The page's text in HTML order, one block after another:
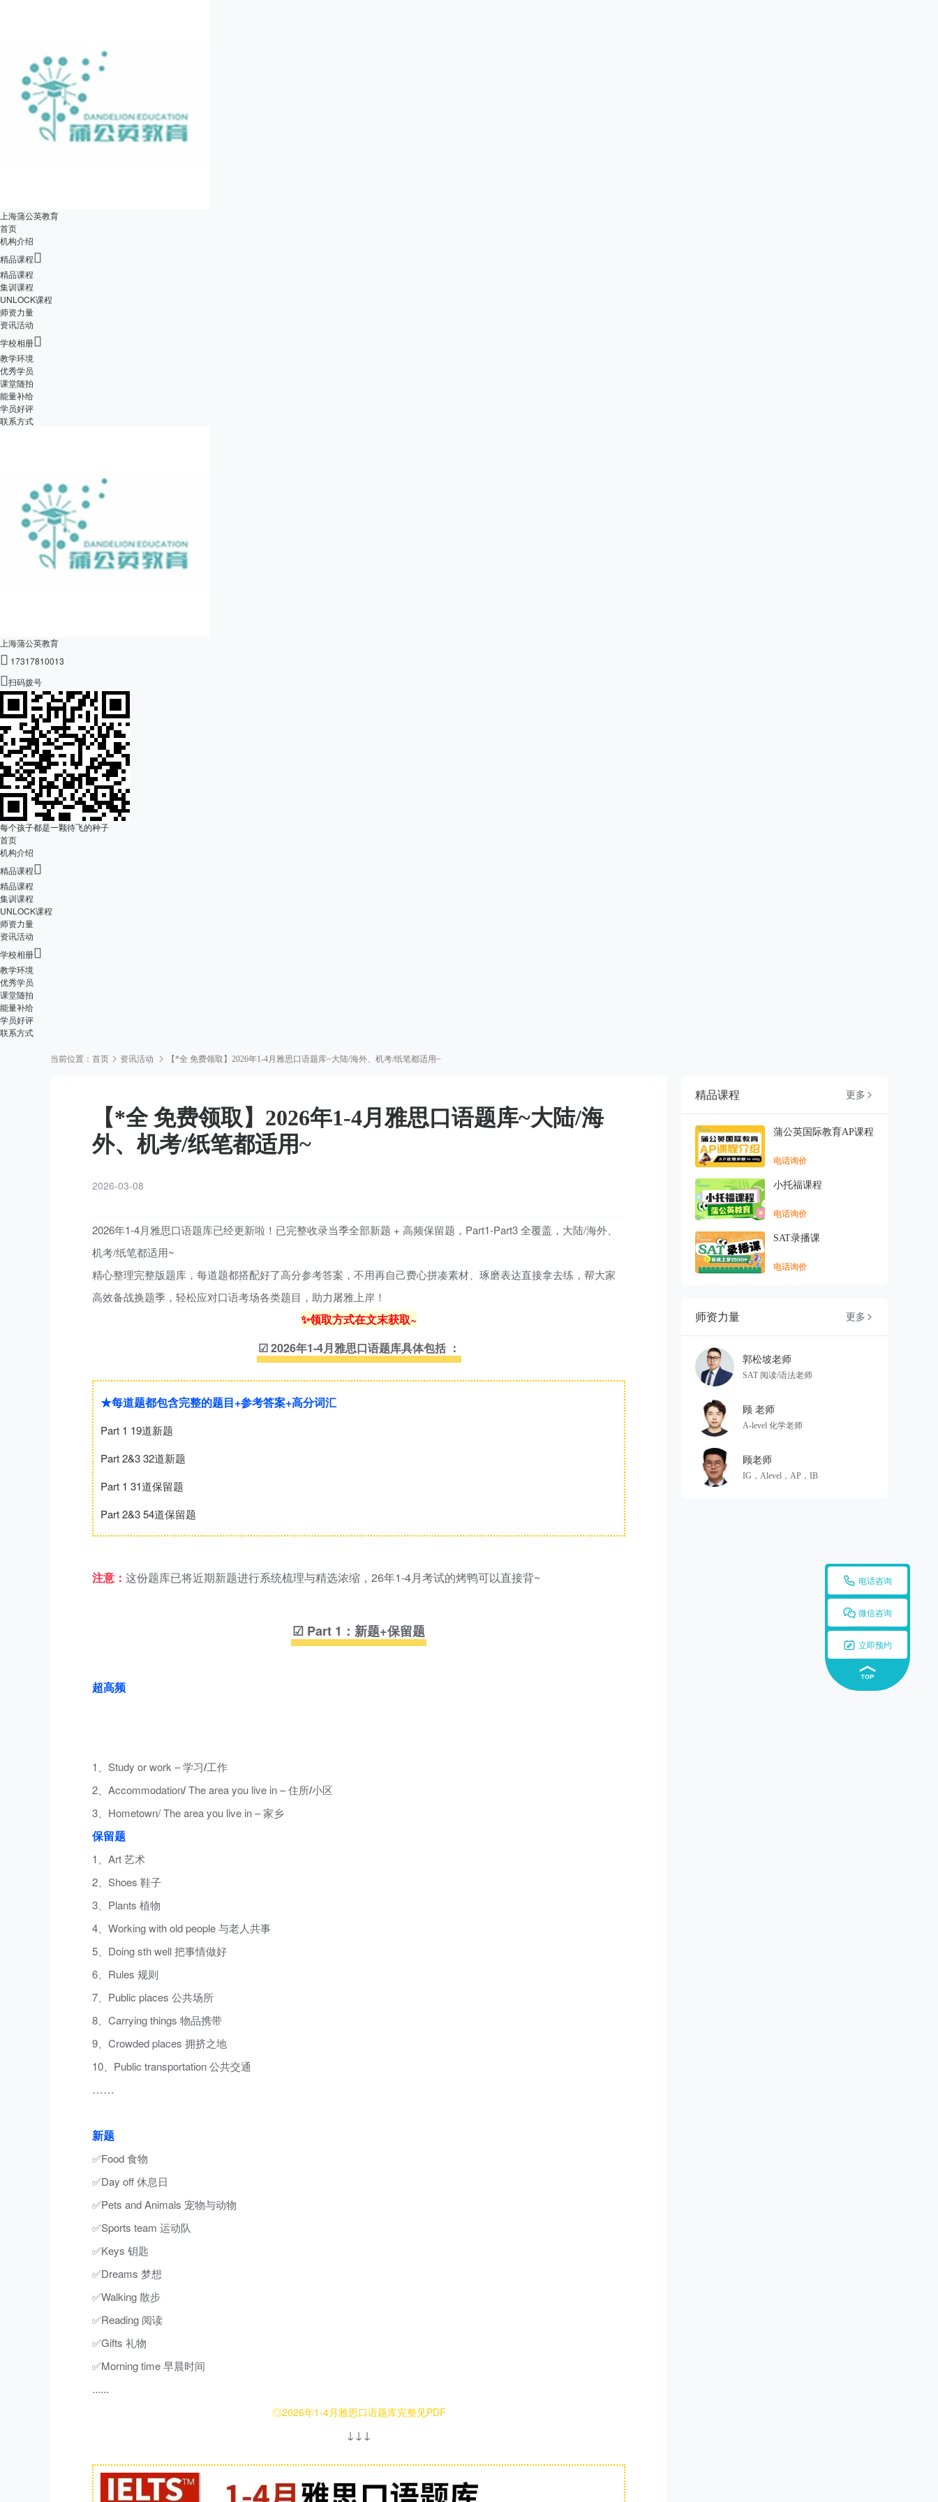
上海蒲公英教育
首页
机构介绍
精品课程
精品课程
集训课程
UNLOCK课程
师资力量
资讯活动
学校相册
教学环境
优秀学员
课堂随拍
能量补给
学员好评
联系方式
上海蒲公英教育
 17317810013
扫码拨号
每个孩子都是一颗待飞的种子
首页
机构介绍
精品课程
精品课程
集训课程
UNLOCK课程
师资力量
资讯活动
学校相册
教学环境
优秀学员
课堂随拍
能量补给
学员好评
联系方式
 电话咨询
 微信咨询
 立即预约
当前位置： 首页 资讯活动 【*全 免费领取】2026年1-4月雅思口语题库~大陆/海外、机考/纸笔都适用~
【*全 免费领取】2026年1-4月雅思口语题库~大陆/海
外、机考/纸笔都适用~
2026-03-08
2026年1-4月雅思口语题库已经更新啦！已完整收录当季全部新题 + 高频保留题，Part1-Part3 全覆盖，大陆/海外、
机考/纸笔都适用~
精心整理完整版题库，每道题都搭配好了高分参考答案，不用再自己费心拼凑素材、琢磨表达直接拿去练，帮大家
高效备战换题季，轻松应对口语考场各类题目，助力屠雅上岸！
✨领取方式在文末获取~
☑2026年1-4月雅思口语题库具体包括 ：
★每道题都包含完整的题目+参考答案+高分词汇
Part 1 19道新题
Part 2&3 32道新题
Part 1 31道保留题
Part 2&3 54道保留题
注意： 这份题库已将近期新题进行系统梳理与精选浓缩，26年1-4月考试的烤鸭可以直接背~
☑ Part 1：新题+保留题
超高频
1、Study or work – 学习/工作
2、Accommodation/The area you live in – 住所/小区
3、Hometown/ The area you live in – 家乡
保留题
1、Art 艺术
2、Shoes 鞋子
3、Plants 植物
4、Working with old people 与老人共事
5、Doing sth well 把事情做好
6、Rules 规则
7、Public places 公共场所
8、Carrying things 物品携带
9、Crowded places 拥挤之地
10、Public transportation 公共交通
……
新题
✅Food 食物
✅Day off 休息日
✅Pets and Animals 宠物与动物
✅Sports team 运动队
✅Keys 钥匙
✅Dreams 梦想
✅Walking 散步
✅Reading 阅读
✅Gifts 礼物
✅Morning time 早晨时间
......
◎2026年1-4月雅思口语题库完整见PDF
↓↓↓
精品课程 更多 
蒲公英国际教育AP课程
电话询价
小托福课程
电话询价
SAT录播课
电话询价
师资力量 更多 
郭松坡老师
SAT 阅读/语法老师
顾 老师
A-level 化学老师
顾老师
IG，Alevel，AP，IB